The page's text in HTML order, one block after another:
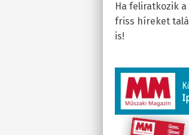
Ha feliratkozik a
friss híreket
is!